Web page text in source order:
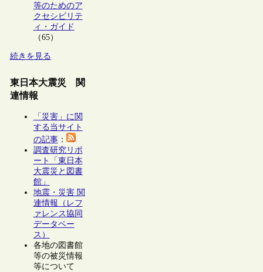
等のためのア
クセシビリテ
ィ・ガイド
（65）
続きを見る
東日本大震災 関
連情報
「災害」に関
する当サイト
の記事：
調査研究リポ
ート「東日本
大震災と図書
館」
地震・災害 関
連情報（レフ
ァレンス協同
データベー
ス）
各地の図書館
等の被災情報
等について